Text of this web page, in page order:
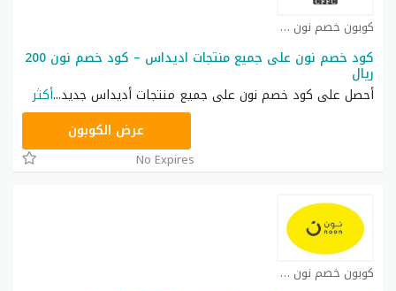
كوبون خصم نون كوبون
كود خصم نون على جميع منتجات اديداس – كود خصم نون 200
ريال
أحصل على كود خصم نون على جميع منتجات أديداس جديد...أكثر
عرض الكوبون
No Expires
كوبون خصم نون كوبون